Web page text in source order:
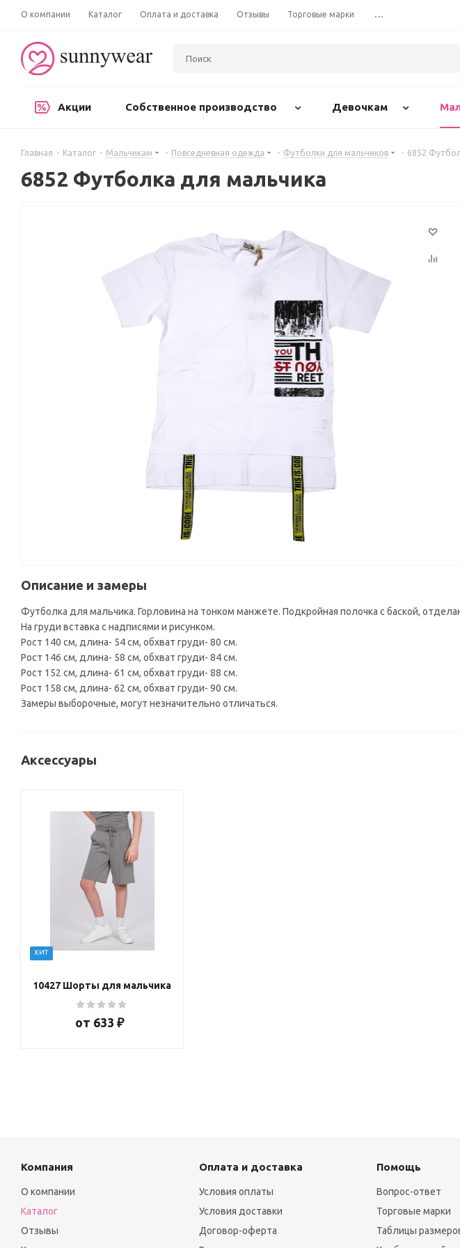
О компании Каталог Оплата и доставка Отзывы Торговые марки ...
Акции Собственное производство Девочкам
Главная - Каталог - Мальчикам - Повседневная одежда - Футболки для мальчиков - 6852
6852 Футболка для мальчика
Описание и замеры
Футболка для мальчика. Горловина на тонком манжете. Подкройная полочка с баской,
На груди вставка с надписями и рисунком.
Рост 140 см, длина- 54 см, обхват груди- 80 см.
Рост 146 см, длина- 58 см, обхват груди- 84 см.
Рост 152 см, длина- 61 см, обхват груди- 88 см.
Рост 158 см, длина- 62 см, обхват груди- 90 см.
Замеры выборочные, могут незначительно отличаться.
Аксессуары
ХИТ
10427 Шорты для мальчика
от 633 ₽
Компания
О компании
Каталог
Отзывы
Оплата и доставка
Условия оплаты
Условия доставки
Договор-оферта
Помощь
Вопрос-ответ
Торговые марки
Таблицы